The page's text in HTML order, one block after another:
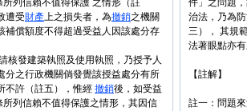
列信賴不值得保護 之情形（註
遭受財產上之損失者，為撤銷之機關
補償額度不得超過受益人因該處分存
核發建築執照及使用執照，乃授予人
分之行政機關倘發覺該授益處分有所
不許（註五），惟經 撤銷後，如受益
列信賴不值得保護之情形，其因信
件」之問題
治法，乃為
三）， 其規
法著眼點亦
【註解】
註一：問題